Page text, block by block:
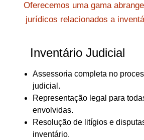
Oferecemos uma gama
jurídicos relacionados a
Inventário Judicial
Assessoria completa no
judicial.
Representação legal para
envolvidas.
Resolução de litígios e
inventário.